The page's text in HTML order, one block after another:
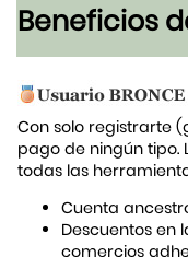
Beneficios
Con solo registrarte
pago de ningún tipo.
todas las
Cuenta
Descuentos en
comercios